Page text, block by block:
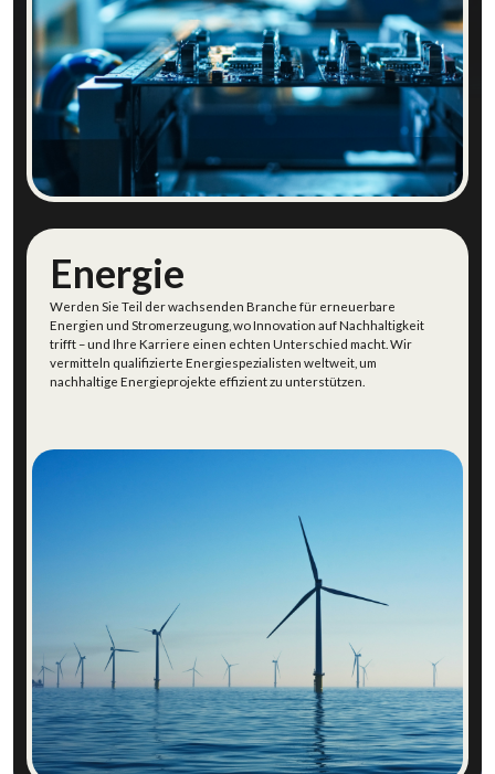
Advanced Engineering entdecken
Energie
Werden Sie Teil der wachsenden Branche für erneuerbare
Energien und Stromerzeugung, wo Innovation auf Nachhaltigkeit
trifft – und Ihre Karriere einen echten Unterschied macht. Wir
vermitteln qualifizierte Energiespezialisten weltweit , um
nachhaltige Energieprojekte effizient zu unterstützen.
Energie entdecken